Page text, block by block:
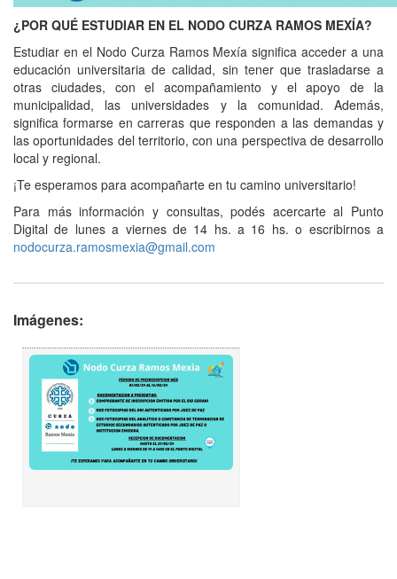
¿POR QUÉ ESTUDIAR EN EL NODO CURZA RAMOS MEXÍA?
Estudiar en el Nodo Curza Ramos Mexía significa acceder a una
educación universitaria de calidad, sin tener que trasladarse a
otras ciudades, con el acompañamiento y el apoyo de la
municipalidad, las universidades y la comunidad. Además,
significa formarse en carreras que responden a las demandas y
las oportunidades del territorio, con una perspectiva de desarrollo
local y regional.
¡Te esperamos para acompañarte en tu camino universitario!
Para más información y consultas, podés acercarte al Punto
Digital de lunes a viernes de 14 hs. a 16 hs. o escribirnos a
nodocurza.ramosmexia@gmail.com
Imágenes: